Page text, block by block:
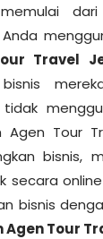
Travel
bisnis
Agen Tour
bisnis,
secara
bisnis
Agen Tour